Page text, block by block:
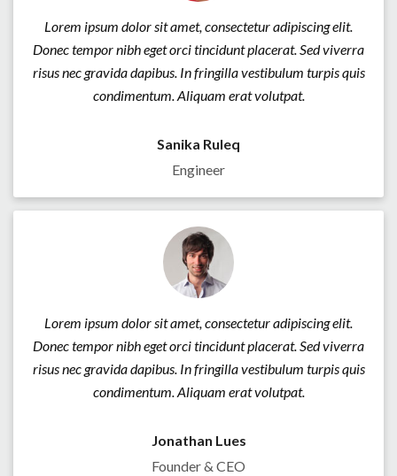
Lorem ipsum dolor sit amet, consectetur adipiscing elit.
Donec tempor nibh eget orci tincidunt placerat. Sed viverra
risus nec gravida dapibus. In fringilla vestibulum turpis quis
condimentum. Aliquam erat volutpat.
Sanika Ruleq
Engineer
Lorem ipsum dolor sit amet, consectetur adipiscing elit.
Donec tempor nibh eget orci tincidunt placerat. Sed viverra
risus nec gravida dapibus. In fringilla vestibulum turpis quis
condimentum. Aliquam erat volutpat.
Jonathan Lues
Founder & CEO